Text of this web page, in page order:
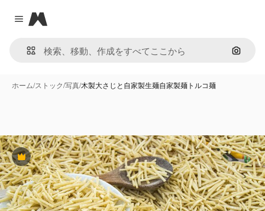
Close menu
Magnific
画像で
ホーム/ストック/写真/木製大さじと自家製生麺自家製麺トルコ麺
Premium